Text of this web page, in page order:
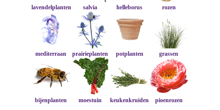
lavendelplanten salvia helleborus rozen
mediterraan prairieplanten potplanten grassen
bijenplanten moestuin keukenkruiden pioenrozen